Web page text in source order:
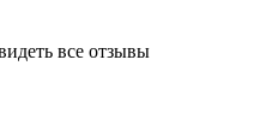
все отзывы